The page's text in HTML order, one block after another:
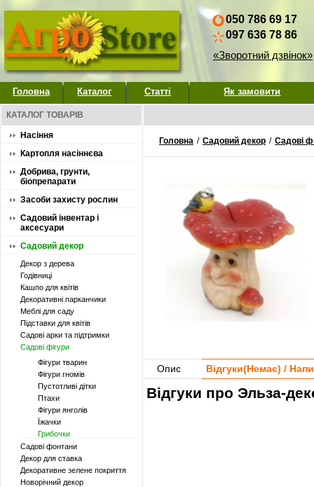
050 786 69 17
097 636 78 86
«Зворотний дзвінок»
Головна Каталог Статті Як замовити
КАТАЛОГ ТОВАРІВ
Насіння
Картопля насіннєва
Добрива, грунти,
біопрепарати
Засоби захисту рослин
Садовий інвентар і
аксесуари
Садовий декор
Декор з дерева
Годівниці
Кашпо для квітів
Декоративні парканчики
Меблі для саду
Підставки для квітів
Садові арки та підтримки
Садові фігури
Фігури тварин
Фігури гномів
Пустотливі дітки
Птахи
Фігури янголів
Їжачки
Грибочки
Садові фонтани
Декор для ставка
Декоративне зелене покриття
Новорічний декор
Головна / Садовий декор / Садові
Опис Відгуки(Немає) /
Відгуки про Эльза-